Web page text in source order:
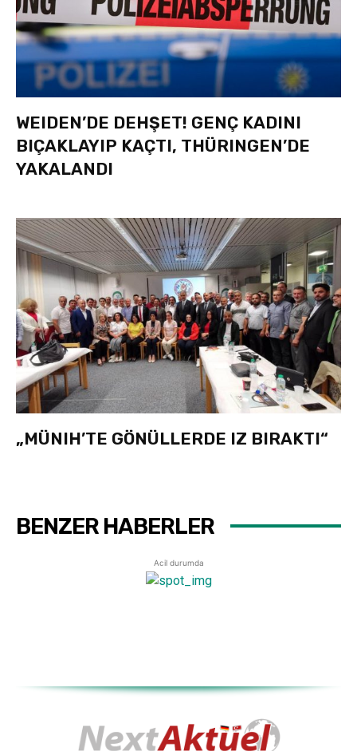
WEIDEN’DE DEHŞET! GENÇ KADINI
BIÇAKLAYIP KAÇTI, THÜRINGEN’DE
YAKALANDI
„MÜNIH’TE GÖNÜLLERDE IZ BIRAKTI“
BENZER HABERLER
Acil durumda